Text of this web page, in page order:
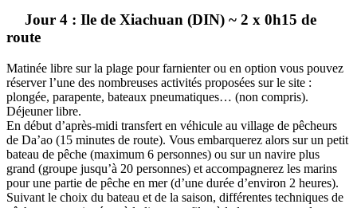
Jour 4 : Ile de Xiachuan (DIN) ~ 2 x 0h15 de
route
Matinée libre sur la plage pour farnienter ou en option vous pouvez
réserver l’une des nombreuses activités proposées sur le site :
plongée, parapente, bateaux pneumatiques… (non compris).
Déjeuner libre.
En début d’après-midi transfert en véhicule au village de pêcheurs
de Da’ao (15 minutes de route). Vous embarquerez alors sur un petit
bateau de pêche (maximum 6 personnes) ou sur un navire plus
grand (groupe jusqu’à 20 personnes) et accompagnerez les marins
pour une partie de pêche en mer (d’une durée d’environ 2 heures).
Suivant le choix du bateau et de la saison, différentes techniques de